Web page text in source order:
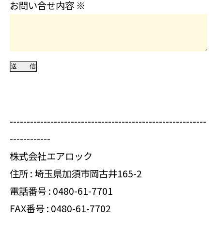
お問い合せ内容 ※
----------------------------------------------------------
------------
株式会社エアロック
住所 : 埼玉県加須市岡古井165-2
電話番号 : 0480-61-7701
FAX番号 : 0480-61-7702